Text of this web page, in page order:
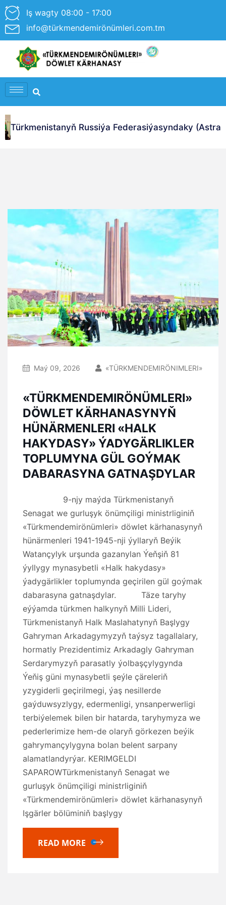
Iş wagty 08:00 - 17:00
info@türkmendemirönümleri.com.tm
Türkmenistanyň Russiýa Federasiýasyndaky
Maý 09, 2026 «TÜRKMENDEMIRÖNIMLERI»
«TÜRKMENDEMIRÖNÜMLERI»
DÖWLET KÄRHANASYNYŇ
HÜNÄRMENLERI «HALK
HAKYDASY» ÝADYGÄRLIKLER
TOPLUMYNA GÜL GOÝMAK
DABARASYNA GATNAŞDYLAR
9-njy maýda Türkmenistanyň
Senagat we gurluşyk önümçiligi ministrliginiň
«Türkmendemirönümleri» döwlet kärhanasynyň
hünärmenleri 1941-1945-nji ýyllaryň Beýik
Watançylyk urşunda gazanylan Ýeňşiň 81
ýyllygy mynasybetli «Halk hakydasy»
ýadygärlikler toplumynda geçirilen gül goýmak
dabarasyna gatnaşdylar. Täze taryhy
eýýamda türkmen halkynyň Milli Lideri,
Türkmenistanyň Halk Maslahatynyň Başlygy
Gahryman Arkadagymyzyň taýsyz tagallalary,
hormatly Prezidentimiz Arkadagly Gahryman
Serdarymyzyň parasatly ýolbaşçylygynda
Ýeňiş güni mynasybetli şeýle çäreleriň
yzygiderli geçirilmegi, ýaş nesillerde
gaýduwsyzlygy, edermenligi, ynsanperwerligi
terbiýelemek bilen bir hatarda, taryhymyza we
pederlerimize hem-de olaryň görkezen beýik
gahrymançylygyna bolan belent sarpany
alamatlandyrýar. KERIMGELDI
SAPAROWTürkmenistanyň Senagat we
gurluşyk önümçiligi ministrliginiň
«Türkmendemirönümleri» döwlet kärhanasynyň
Işgärler bölüminiň başlygy
READ MORE